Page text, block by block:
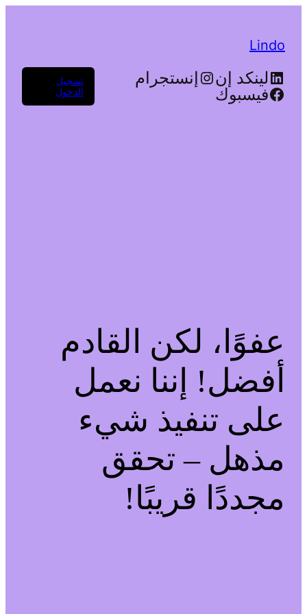
Lindo
لينكد إن
إنستجرام
فيسبوك
تسجيل
الدخول
عفوًا، لكن القادم
أفضل! إننا نعمل
على تنفيذ شيء
مذهل – تحقق
مجددًا قريبًا!